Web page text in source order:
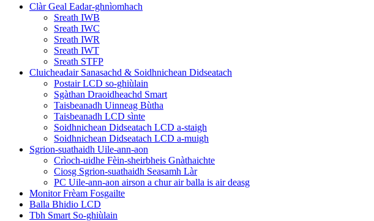
Clàr Geal Eadar-ghnìomhach
Sreath IWB
Sreath IWC
Sreath IWR
Sreath IWT
Sreath STFP
Cluicheadair Sanasachd & Soidhnichean Didseatach
Postair LCD so-ghiùlain
Sgàthan Draoidheachd Smart
Taisbeanadh Uinneag Bùtha
Taisbeanadh LCD sìnte
Soidhnichean Didseatach LCD a-staigh
Soidhnichean Didseatach LCD a-muigh
Sgrion-suathaidh Uile-ann-aon
Crìoch-uidhe Fèin-sheirbheis Gnàthaichte
Ciosg Sgrion-suathaidh Seasamh Làr
PC Uile-ann-aon airson a chur air balla is air deasg
Monitor Frèam Fosgailte
Balla Bhidio LCD
Tbh Smart So-ghiùlain